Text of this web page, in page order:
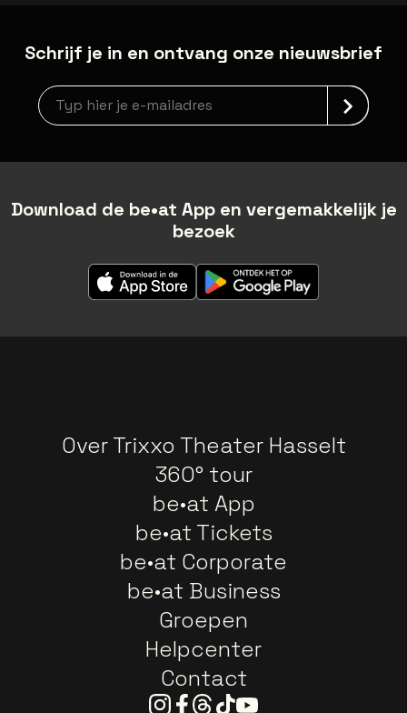
Schrijf je in en ontvang onze nieuwsbrief
Nieuwsbrief aanmelding
Download de be•at App en vergemakkelijk je
bezoek
Over Trixxo Theater Hasselt
360° tour
be•at App
be•at Tickets
be•at Corporate
be•at Business
Groepen
Helpcenter
Contact
Instagram
Facebook
Threads
TiktokYoutube